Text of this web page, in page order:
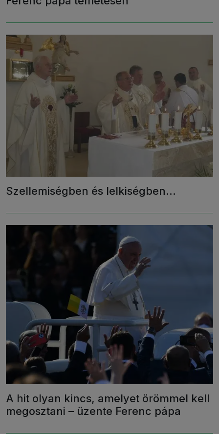
Szellemiségben és lelkiségben…
A hit olyan kincs, amelyet örömmel kell
megosztani – üzente Ferenc pápa